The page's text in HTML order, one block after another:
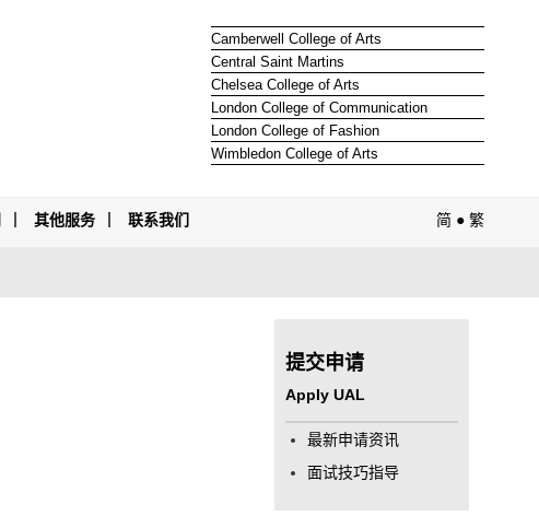
Camberwell College of Arts
Central Saint Martins
Chelsea College of Arts
London College of Communication
London College of Fashion
Wimbledon College of Arts
其他服务 联系我们 简 ● 繁
提交申请
Apply UAL
最新申请资讯
面试技巧指导